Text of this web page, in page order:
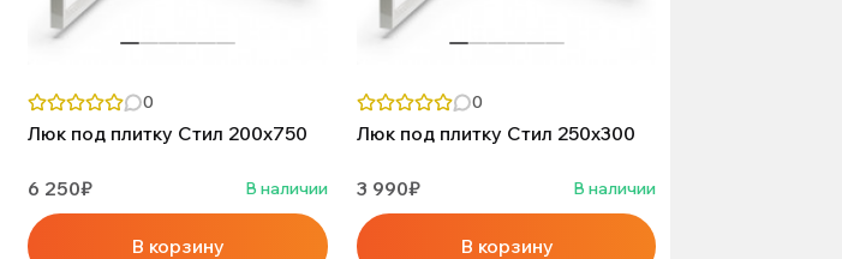
0
Люк под плитку Стил 200х750
6 250₽ В наличии
В корзину
0
Люк под плитку Стил 250х300
3 990₽ В наличии
В корзину